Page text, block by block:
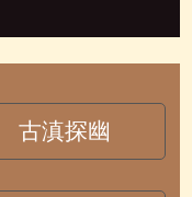
古滇探幽